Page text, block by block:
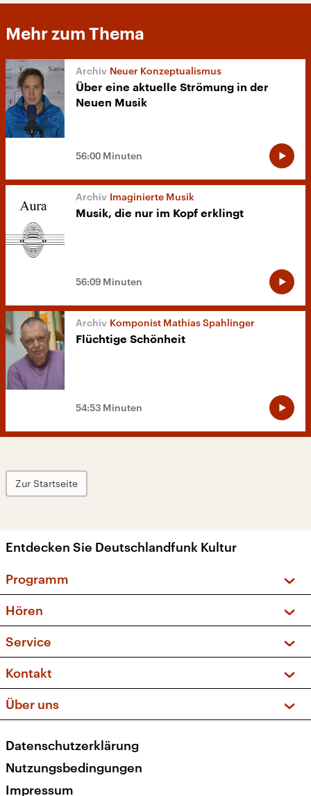
Mehr zum Thema
Neuer Konzeptualismus
Über eine aktuelle Strömung in der
Neuen Musik
56:00 Minuten
Imaginierte Musik
Musik, die nur im Kopf erklingt
56:09 Minuten
Komponist Mathias Spahlinger
Flüchtige Schönheit
54:53 Minuten
Zur Startseite
Entdecken Sie Deutschlandfunk Kultur
Programm
Sendungen und Podcasts
Musikliste
Kakadu – Das Kinderprogramm
Hören
Frequenzen (UKW + DAB+)
Service
FAQ
Apps
Newsletter
Veranstaltungen
Kontakt
Social Media
Über uns
Presse
Karriere
Datenschutzerklärung
Nutzungsbedingungen
Impressum